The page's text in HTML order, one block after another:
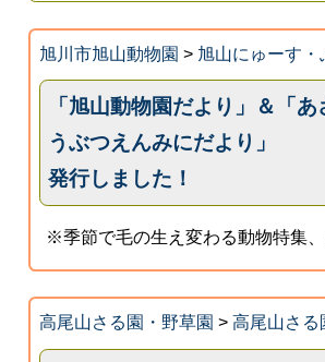
旭川市旭山動物園 > 旭山にゅーす・
「旭山動物園だより」＆「
うぶつえんみにだより」
発行しました！
※季節で毛の生え変わる動物特集、
高尾山さる園・野草園 > 高尾山さる